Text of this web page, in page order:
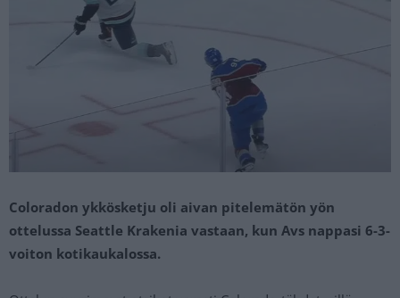
Coloradon ykkösketju oli aivan pitelemätön yön
ottelussa Seattle Krakenia vastaan, kun Avs nappasi 6-3-
voiton kotikaukalossa.